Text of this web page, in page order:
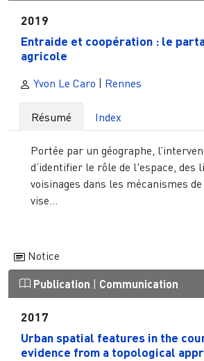
2019
Entraide et coopération : le
agricole
Yvon Le Caro | Rennes
Résumé Index
Portée par un géographe,
d’identifier le rôle de l'espace, des
voisinages dans les mécanismes
vise...
Notice
Publication | Communication
2017
Urban spatial features in the
evidence from a topological